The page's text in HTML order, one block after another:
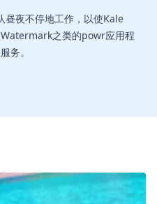
昼夜不停地工作，以使Kale
之类的powr应用程
务。